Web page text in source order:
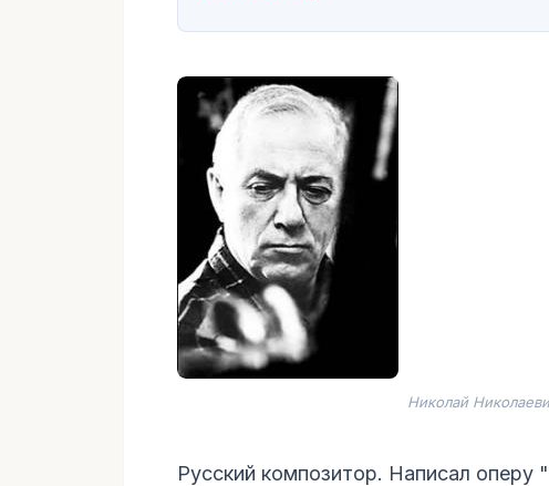
Николай
Русский композитор. Написал оперу